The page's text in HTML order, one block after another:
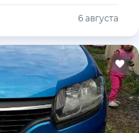
6 августа